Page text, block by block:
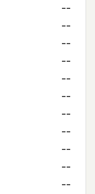
--
--
--
--
--
--
--
--
--
--
--